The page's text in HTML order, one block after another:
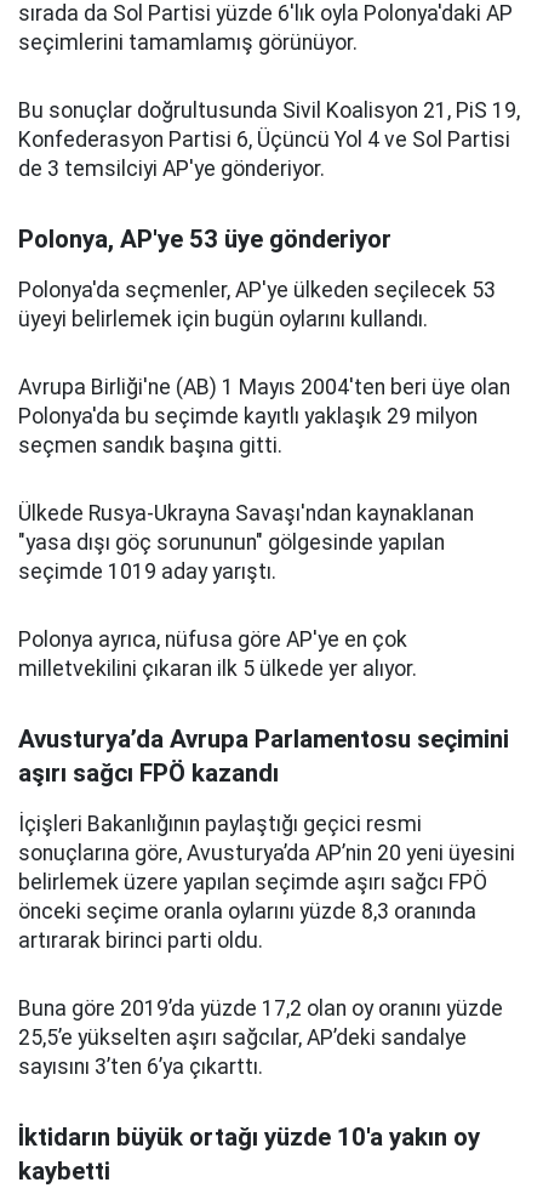
sırada da Sol Partisi yüzde 6'lık oyla Polonya'daki AP
seçimlerini tamamlamış görünüyor.
Bu sonuçlar doğrultusunda Sivil Koalisyon 21, PiS 19,
Konfederasyon Partisi 6, Üçüncü Yol 4 ve Sol Partisi
de 3 temsilciyi AP'ye gönderiyor.
Polonya, AP'ye 53 üye gönderiyor
Polonya'da seçmenler, AP'ye ülkeden seçilecek 53
üyeyi belirlemek için bugün oylarını kullandı.
Avrupa Birliği'ne (AB) 1 Mayıs 2004'ten beri üye olan
Polonya'da bu seçimde kayıtlı yaklaşık 29 milyon
seçmen sandık başına gitti.
Ülkede Rusya-Ukrayna Savaşı'ndan kaynaklanan
"yasa dışı göç sorununun" gölgesinde yapılan
seçimde 1019 aday yarıştı.
Polonya ayrıca, nüfusa göre AP'ye en çok
milletvekilini çıkaran ilk 5 ülkede yer alıyor.
Avusturya’da Avrupa Parlamentosu seçimini
aşırı sağcı FPÖ kazandı
İçişleri Bakanlığının paylaştığı geçici resmi
sonuçlarına göre, Avusturya’da AP’nin 20 yeni üyesini
belirlemek üzere yapılan seçimde aşırı sağcı FPÖ
önceki seçime oranla oylarını yüzde 8,3 oranında
artırarak birinci parti oldu.
Buna göre 2019’da yüzde 17,2 olan oy oranını yüzde
25,5’e yükselten aşırı sağcılar, AP’deki sandalye
sayısını 3’ten 6’ya çıkarttı.
İktidarın büyük ortağı yüzde 10'a yakın oy
kaybetti